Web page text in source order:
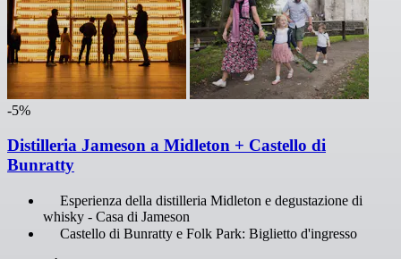
-5%
Distilleria Jameson a Midleton + Castello di
Bunratty
Esperienza della distilleria Midleton e degustazione di
whisky - Casa di Jameson
Castello di Bunratty e Folk Park: Biglietto d'ingresso